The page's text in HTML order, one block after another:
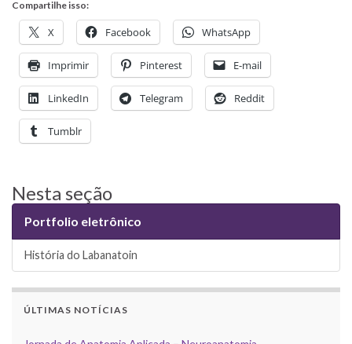
Compartilhe isso:
X Facebook WhatsApp
Imprimir Pinterest E-mail
LinkedIn Telegram Reddit
Tumblr
Nesta seção
Portfolio eletrônico
História do Labanatoin
ÚLTIMAS NOTÍCIAS